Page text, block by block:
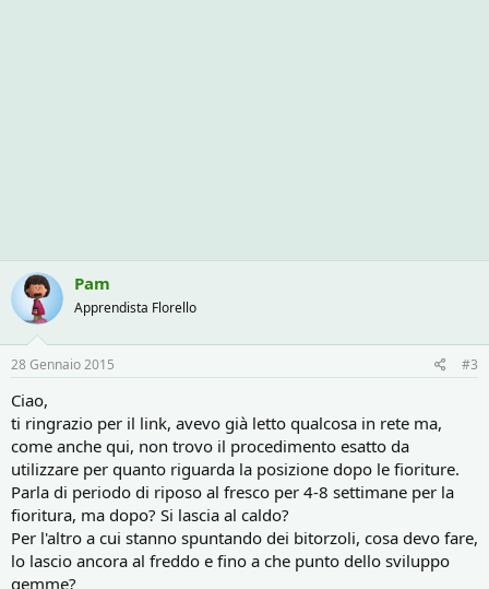
Pam
Apprendista Florello
28 Gennaio 2015 #3
Ciao,
ti ringrazio per il link, avevo già letto qualcosa in rete ma,
come anche qui, non trovo il procedimento esatto da
utilizzare per quanto riguarda la posizione dopo le fioriture.
Parla di periodo di riposo al fresco per 4-8 settimane per la
fioritura, ma dopo? Si lascia al caldo?
Per l'altro a cui stanno spuntando dei bitorzoli, cosa devo fare,
lo lascio ancora al freddo e fino a che punto dello sviluppo
gemme?